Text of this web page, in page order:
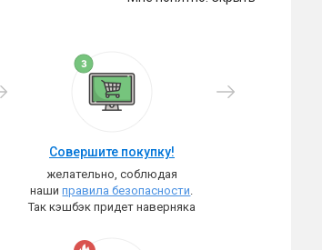
Совершите покупку!
желательно, соблюдая
нашиправила безопасности.
Так кэшбэк придет наверняка